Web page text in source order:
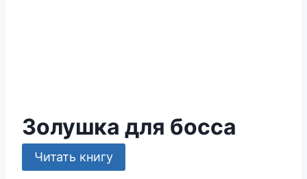
Золушка для босса
Читать книгу